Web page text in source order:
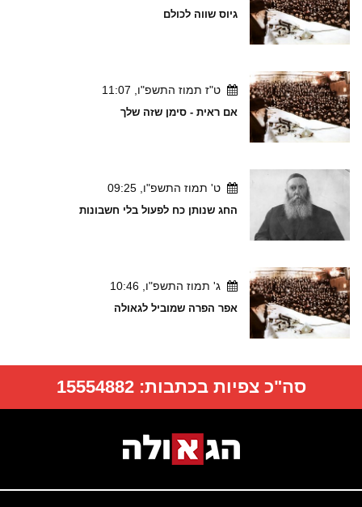
גיוס שווה לכולם
ט"ז תמוז התשפ"ו, 11:07
אם ראית - סימן שזה שלך
ט' תמוז התשפ"ו, 09:25
החג שנותן כח לפעול בלי חשבונות
ג' תמוז התשפ"ו, 10:46
אפר הפרה שמוביל לגאולה
סה"כ צפיות בכתבות:15554882